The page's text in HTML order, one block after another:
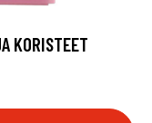
KORISTEET